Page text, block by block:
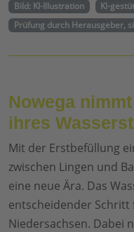
Bild: KI-Illustration
KI-
Prüfung durch Herausgeber,
Nowega
ihres
Mit der Erstbefüllung
zwischen Lingen und
eine neue Ära. Das
entscheidender Schritt
Niedersachsen. Dabei